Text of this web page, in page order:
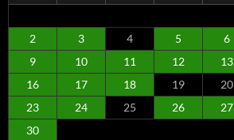
2
3 4 5 6
9
10 11 12 13
16
17 18 19 20
23
24 25 26 27
30